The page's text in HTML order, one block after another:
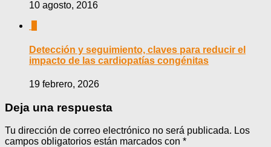
10 agosto, 2016
Detección y seguimiento, claves para reducir el
impacto de las cardiopatías congénitas
19 febrero, 2026
Deja una respuesta
Tu dirección de correo electrónico no será publicada. Los
campos obligatorios están marcados con *